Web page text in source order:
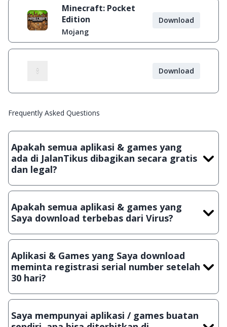
Minecraft: Pocket
Edition
Mojang
Download
Download
Frequently Asked Questions
Apakah semua aplikasi & games yang
ada di JalanTikus dibagikan secara gratis
dan legal?
Ya, JalanTikus hanya membagikan aplikasi & games yang
crack, patch atau semacamnya.
Apakah semua aplikasi & games yang
Saya download terbebas dari Virus?
Ya, JalanTikus selalu melakukan scanning dengan 3 jenis
suatu aplikasi atau games, sehingga bisa dijamin 100%
terbebas dari virus.
Aplikasi & Games yang Saya download
meminta registrasi serial number setelah
30 hari?
Meskipun dibagikan secara gratis, namun ada beberapa
hanya bisa digunakan dalam jangka waktu tertentu dan jika
Saya mempunyai aplikasi / games buatan